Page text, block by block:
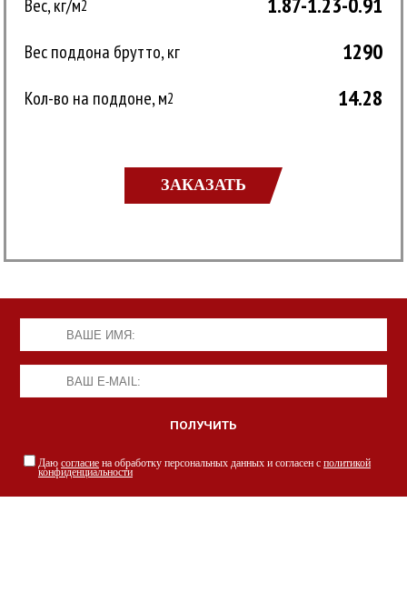
Вес, кг/м2
Вес поддона брутто, кг 1290
Кол-во на поддоне, м2 14.28
ЗАКАЗАТЬ
Даю согласие на обработку персональных данных и согласен с политикой
конфиденциальности